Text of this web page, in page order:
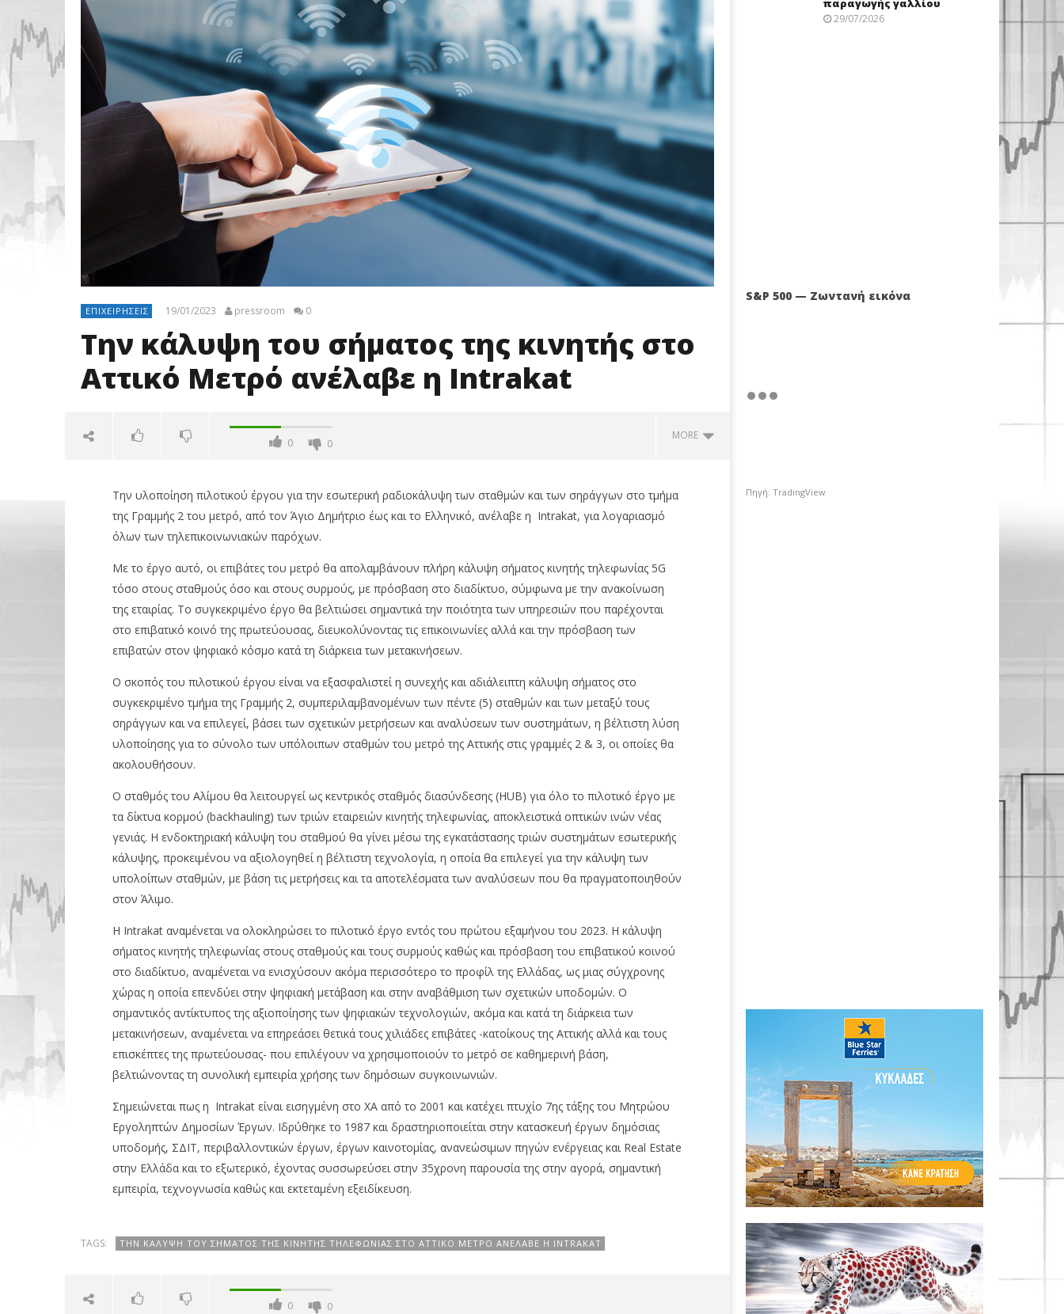
ΕΠΙΧΕΙΡΉΣΕΙΣ 19/01/2023 pressroom 0
Την κάλυψη του σήματος της κινητής στο
Αττικό Μετρό ανέλαβε η Intrakat
0 0
MORE
NOW VIEWING
Την κάλυψη του σήματος της
κινητής στο Αττικό Μετρό
19/01/2023
pressroom
Όμιλος Qualco: Απέκτησε το
50,1% της Multiverse A.E, από τις
πλατφόρμες
19/01/2023
pressroom
Με άνοδο 0,25%, στις 2.615 μον.
19/01/2023
pressroom
Την υλοποίηση πιλοτικού έργου για την εσωτερική ραδιοκάλυψη των σταθμών και των σηράγγων στο τμήμα
της Γραμμής 2 του μετρό, από τον Άγιο Δημήτριο έως και το Ελληνικό, ανέλαβε η Intrakat, για λογαριασμό
όλων των τηλεπικοινωνιακών παρόχων.
Με το έργο αυτό, οι επιβάτες του μετρό θα απολαμβάνουν πλήρη κάλυψη σήματος κινητής τηλεφωνίας 5G
τόσο στους σταθμούς όσο και στους συρμούς, με πρόσβαση στο διαδίκτυο, σύμφωνα με την ανακοίνωση
της εταιρίας. Το συγκεκριμένο έργο θα βελτιώσει σημαντικά την ποιότητα των υπηρεσιών που παρέχονται
στο επιβατικό κοινό της πρωτεύουσας, διευκολύνοντας τις επικοινωνίες αλλά και την πρόσβαση των
επιβατών στον ψηφιακό κόσμο κατά τη διάρκεια των μετακινήσεων.
Ο σκοπός του πιλοτικού έργου είναι να εξασφαλιστεί η συνεχής και αδιάλειπτη κάλυψη σήματος στο
συγκεκριμένο τμήμα της Γραμμής 2, συμπεριλαμβανομένων των πέντε (5) σταθμών και των μεταξύ τους
σηράγγων και να επιλεγεί, βάσει των σχετικών μετρήσεων και αναλύσεων των συστημάτων, η βέλτιστη λύση
υλοποίησης για το σύνολο των υπόλοιπων σταθμών του μετρό της Αττικής στις γραμμές 2 & 3, οι οποίες θα
ακολουθήσουν.
Ο σταθμός του Αλίμου θα λειτουργεί ως κεντρικός σταθμός διασύνδεσης (HUB) για όλο το πιλοτικό έργο με
τα δίκτυα κορμού (backhauling) των τριών εταιρειών κινητής τηλεφωνίας, αποκλειστικά οπτικών ινών νέας
γενιάς. Η ενδοκτηριακή κάλυψη του σταθμού θα γίνει μέσω της εγκατάστασης τριών συστημάτων εσωτερικής
κάλυψης, προκειμένου να αξιολογηθεί η βέλτιστη τεχνολογία, η οποία θα επιλεγεί για την κάλυψη των
υπολοίπων σταθμών, με βάση τις μετρήσεις και τα αποτελέσματα των αναλύσεων που θα πραγματοποιηθούν
στον Άλιμο.
Η Intrakat αναμένεται να ολοκληρώσει το πιλοτικό έργο εντός του πρώτου εξαμήνου του 2023. Η κάλυψη
σήματος κινητής τηλεφωνίας στους σταθμούς και τους συρμούς καθώς και πρόσβαση του επιβατικού κοινού
στο διαδίκτυο, αναμένεται να ενισχύσουν ακόμα περισσότερο το προφίλ της Ελλάδας, ως μιας σύγχρονης
χώρας η οποία επενδύει στην ψηφιακή μετάβαση και στην αναβάθμιση των σχετικών υποδομών. Ο
σημαντικός αντίκτυπος της αξιοποίησης των ψηφιακών τεχνολογιών, ακόμα και κατά τη διάρκεια των
μετακινήσεων, αναμένεται να επηρεάσει θετικά τους χιλιάδες επιβάτες -κατοίκους της Αττικής αλλά και τους
επισκέπτες της πρωτεύουσας- που επιλέγουν να χρησιμοποιούν το μετρό σε καθημερινή βάση,
βελτιώνοντας τη συνολική εμπειρία χρήσης των δημόσιων συγκοινωνιών.
Σημειώνεται πως η Intrakat είναι εισηγμένη στο ΧΑ από το 2001 και κατέχει πτυχίο 7ης τάξης του Μητρώου
Εργοληπτών Δημοσίων Έργων. Ιδρύθηκε το 1987 και δραστηριοποιείται στην κατασκευή έργων δημόσιας
υποδομής, ΣΔΙΤ, περιβαλλοντικών έργων, έργων καινοτομίας, ανανεώσιμων πηγών ενέργειας και Real Estate
στην Ελλάδα και το εξωτερικό, έχοντας συσσωρεύσει στην 35χρονη παρουσία της στην αγορά, σημαντική
εμπειρία, τεχνογνωσία καθώς και εκτεταμένη εξειδίκευση.
TAGS: ΤΗΝ ΚΆΛΥΨΗ ΤΟΥ ΣΉΜΑΤΟΣ ΤΗΣ ΚΙΝΗΤΉΣ ΤΗΛΕΦΩΝΊΑΣ ΣΤΟ ΑΤΤΙΚΌ ΜΕΤΡΌ ΑΝΈΛΑΒΕ Η INTRAKAT
0 0
παραγωγής γαλλίου
29/07/2026
S&P 500 — Ζωντανή εικόνα
Πηγή: TradingView